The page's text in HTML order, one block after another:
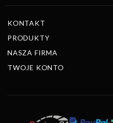
KONTAKT
PRODUKTY
NASZA FIRMA
TWOJE KONTO